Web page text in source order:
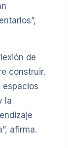
de
construir.
espacios
la
afirma.